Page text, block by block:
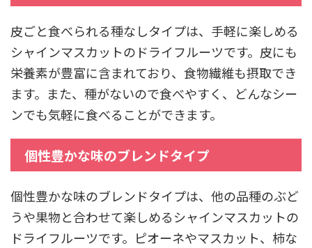
皮ごと食べられる種なしタイプは、手軽に楽しめる
シャインマスカットのドライフルーツです。皮にも
栄養素が豊富に含まれており、食物繊維も摂取でき
ます。また、種がないので食べやすく、どんなシー
ンでも気軽に食べることができます。
個性豊かな味のブレンドタイプ
個性豊かな味のブレンドタイプは、他の品種のぶど
うや果物と合わせて楽しめるシャインマスカットの
ドライフルーツです。ピオーネやマスカット、柿な